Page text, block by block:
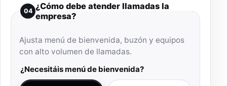
04 ¿Cómo debe atender llamadas la
empresa?
Ajusta menú de bienvenida, buzón y equipos
con alto volumen de llamadas.
¿Necesitáis menú de bienvenida?